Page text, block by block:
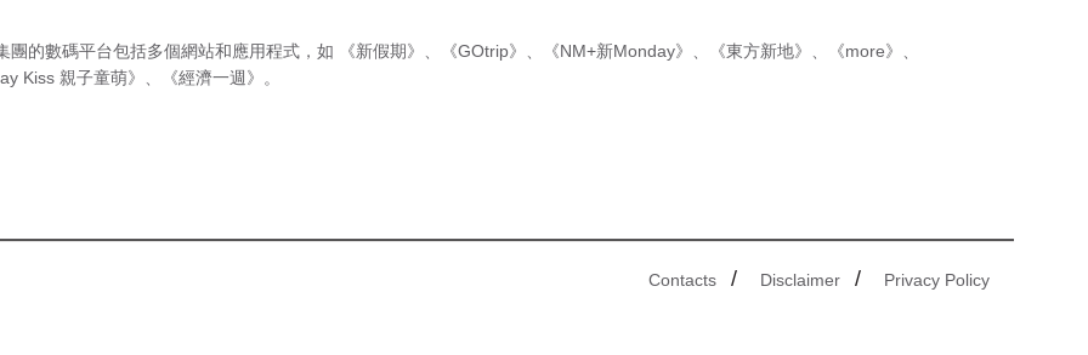
團的數碼平台包括多個網站和應用程式，如 《新假期》 《GOtrip》 《NM+新Monday》 《東方新地》 《more》
Kiss 親子童萌》
《經濟一週》 。
Contacts / Disclaimer / Privacy Policy